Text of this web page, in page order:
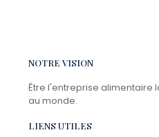
NOTRE VISION
Être l'entreprise alimentaire
au monde.
LIENS UTILES